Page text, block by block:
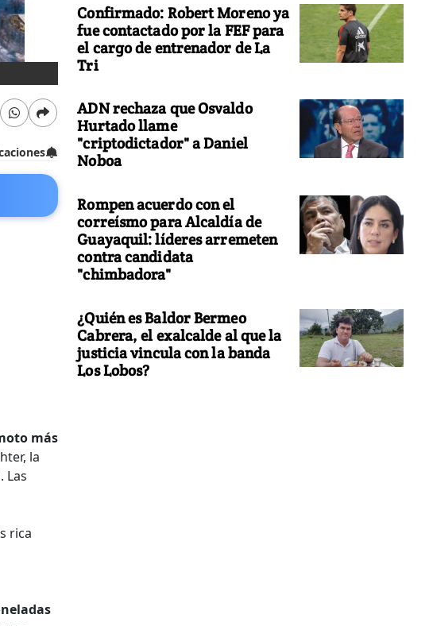
más
la
Las
rica
Confirmado: Robert Moreno ya
fue contactado por la FEF para
el cargo de entrenador de La
Tri
ADN rechaza que Osvaldo
Hurtado llame
"criptodictador" a Daniel
Noboa
Rompen acuerdo con el
correísmo para Alcaldía de
Guayaquil: líderes arremeten
contra candidata
"chimbadora"
¿Quién es Baldor Bermeo
Cabrera, el exalcalde al que la
justicia vincula con la banda
Los Lobos?